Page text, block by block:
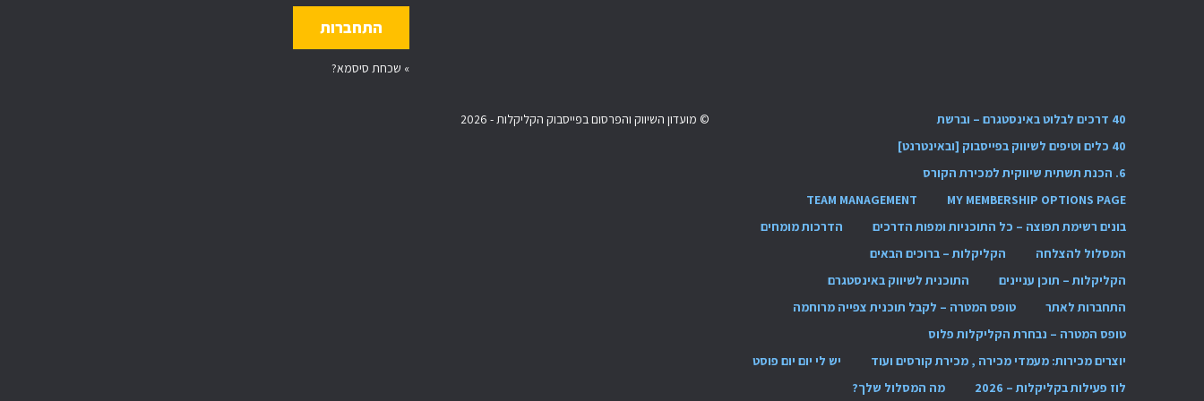
» שכחת סיסמא?
© מועדון השיווק והפרסום בפייסבוק הקליקלות - 2026
40 דרכים לבלוט באינסטגרם – וברשת
40 כלים וטיפים לשיווק בפייסבוק [ובאינטרנט]
6. הכנת תשתית שיווקית למכירת הקורס
MY MEMBERSHIP OPTIONS PAGE
TEAM MANAGEMENT
בונים רשימת תפוצה – כל התוכניות ומפות הדרכים
הדרכות מומחים
המסלול להצלחה
הקליקלות – ברוכים הבאים
הקליקלות – תוכן עניינים
התוכנית לשיווק באינסטגרם
התחברות לאתר
טופס המטרה – לקבל תוכנית צפייה מרוחמה
טופס המטרה – נבחרת הקליקלות פלוס
יוצרים מכירות: מעמדי מכירה , מכירת קורסים ועוד
יש לי יום יום פוסט
לוז פעילות בקליקלות – 2026
מה המסלול שלך?